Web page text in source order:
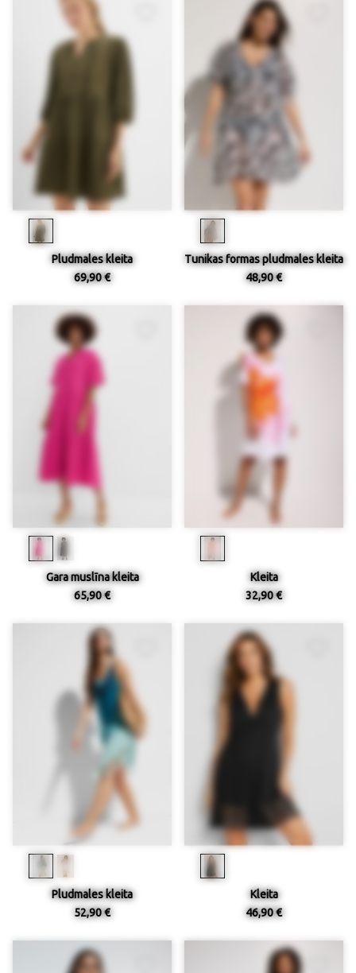
Pludmales kleita
69,90 €
Tunikas formas pludmales kleita
48,90 €
Gara muslīna kleita
65,90 €
Kleita
32,90 €
Pludmales kleita
52,90 €
Kleita
46,90 €